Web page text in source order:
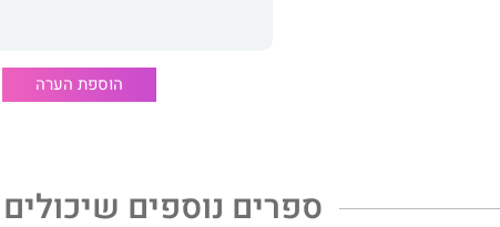
הוספת הערה
ספרים נוספים שיכולים